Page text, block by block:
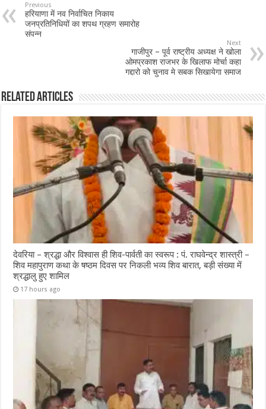
Previous
हरियाणा में नव निर्वाचित निकाय
जनप्रतिनिधियों का शपथ ग्रहण समारोह
संपन्न
Next
गाजीपुर – पूर्व राष्ट्रीय अध्यक्ष ने खोला
ओमप्रकाश राजभर के खिलाफ मोर्चा कहा
गद्दारो को चुनाव मे सबक सिखायेगा समाज
Related Articles
देवरिया – श्रद्धा और विश्वास ही शिव-पार्वती का स्वरूप : पं. राघवेन्द्र शास्त्री –
शिव महापुराण कथा के षष्ठम दिवस पर निकली भव्य शिव बारात, बड़ी संख्या में
श्रद्धालु हुए शामिल
17 hours ago